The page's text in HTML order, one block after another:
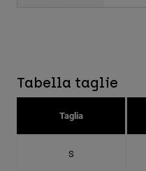
Tabella taglie
Taglia
S